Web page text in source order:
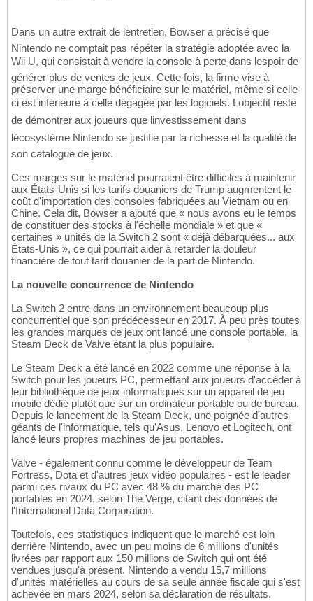
Dans un autre extrait de lentretien, Bowser a précisé que
Nintendo ne comptait pas répéter la stratégie adoptée avec la
Wii U, qui consistait à vendre la console à perte dans lespoir de
générer plus de ventes de jeux. Cette fois, la firme vise à
préserver une marge bénéficiaire sur le matériel, même si celle-
ci est inférieure à celle dégagée par les logiciels. Lobjectif reste
de démontrer aux joueurs que linvestissement dans
lécosystème Nintendo se justifie par la richesse et la qualité de
son catalogue de jeux.
Ces marges sur le matériel pourraient être difficiles à maintenir
aux États-Unis si les tarifs douaniers de Trump augmentent le
coût d'importation des consoles fabriquées au Vietnam ou en
Chine. Cela dit, Bowser a ajouté que « nous avons eu le temps
de constituer des stocks à l'échelle mondiale » et que «
certaines » unités de la Switch 2 sont « déjà débarquées... aux
États-Unis », ce qui pourrait aider à retarder la douleur
financière de tout tarif douanier de la part de Nintendo.
La nouvelle concurrence de Nintendo
La Switch 2 entre dans un environnement beaucoup plus
concurrentiel que son prédécesseur en 2017. À peu près toutes
les grandes marques de jeux ont lancé une console portable, la
Steam Deck de Valve étant la plus populaire.
Le Steam Deck a été lancé en 2022 comme une réponse à la
Switch pour les joueurs PC, permettant aux joueurs d'accéder à
leur bibliothèque de jeux informatiques sur un appareil de jeu
mobile dédié plutôt que sur un ordinateur portable ou de bureau.
Depuis le lancement de la Steam Deck, une poignée d'autres
géants de l'informatique, tels qu'Asus, Lenovo et Logitech, ont
lancé leurs propres machines de jeu portables.
Valve - également connu comme le développeur de Team
Fortress, Dota et d'autres jeux vidéo populaires - est le leader
parmi ces rivaux du PC avec 48 % du marché des PC
portables en 2024, selon The Verge, citant des données de
l'International Data Corporation.
Toutefois, ces statistiques indiquent que le marché est loin
derrière Nintendo, avec un peu moins de 6 millions d'unités
livrées par rapport aux 150 millions de Switch qui ont été
vendues jusqu'à présent. Nintendo a vendu 15,7 millions
d'unités matérielles au cours de sa seule année fiscale qui s'est
achevée en mars 2024, selon sa déclaration de résultats.